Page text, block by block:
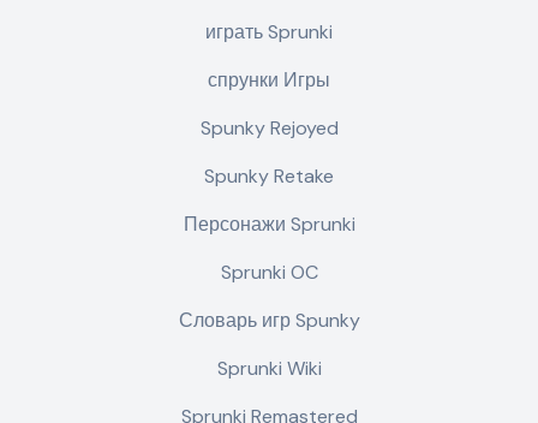
играть Sprunki
спрунки Игры
Spunky Rejoyed
Spunky Retake
Персонажи Sprunki
Sprunki OC
Словарь игр Spunky
Sprunki Wiki
Sprunki Remastered